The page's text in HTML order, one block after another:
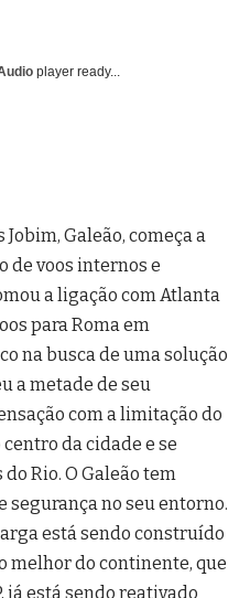
player ready...
Galeão, começa a
de voos internos e
a ligação com Atlanta
para Roma em
na busca de uma solução
a metade de seu
com a limitação do
da cidade e se
Rio. O Galeão tem
segurança no seu entorno.
está sendo construído
melhor do continente, que
já está sendo reativado